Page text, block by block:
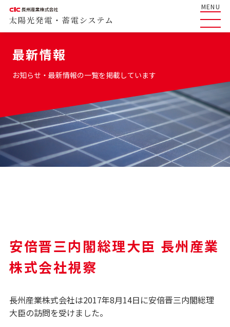
MENU
最新情報
お知らせ・最新情報の一覧を掲載しています
安倍晋三内閣総理大臣 長州産業
株式会社視察
長州産業株式会社は2017年8月14日に安倍晋三内閣総理
大臣の訪問を受けました。